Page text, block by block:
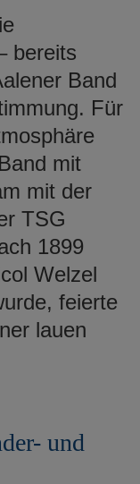
bereits
Band
Für
mit
mit der
TSG
1899
Welzel
feierte
lauen
und